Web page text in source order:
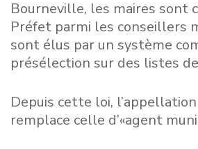
Bourneville, les maires sont
Préfet parmi les conseillers
sont élus par un système
présélection sur des listes
Depuis cette loi, l’appellation
remplace celle d’«agent